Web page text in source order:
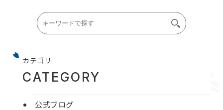
カテゴリ
CATEGORY
公式ブログ